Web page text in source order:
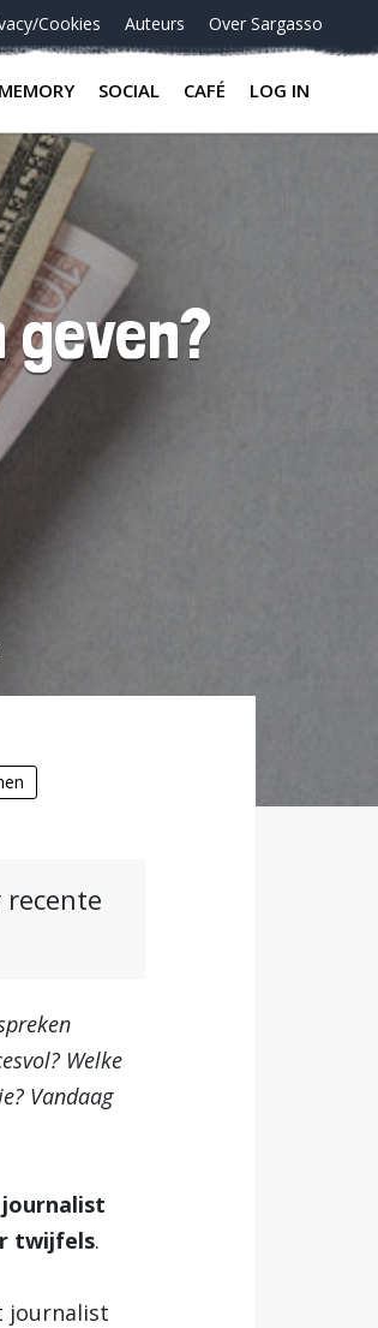
Cookies Auteurs Over Sargasso
MEMORY SOCIAL CAFÉ LOG IN
geven?
recente
Welke
Vandaag
journalist
twijfels.
journalist